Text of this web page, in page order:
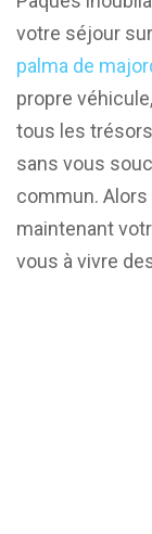
votre séjour sur
palma de
propre
tous les
sans vous
commun. Alors
maintenant
vous à vivre